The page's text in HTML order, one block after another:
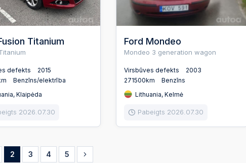
Titanium
defekts
2015
Benzīns/elektrība
Klaipėda
2026.07.30
Ford Mondeo
Mondeo 3 generation wagon
Virsbūves defekts
2003
271500km
Benzīns
Lithuania, Kelmė
Pabeigts 2026.07.30
2 3 4 5